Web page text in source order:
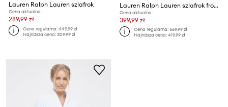
Lauren Ralph Lauren szlafrok
Cena aktualna:
289,99 zł
Cena regularna:449,99 zł
Najniższa cena:309,99 zł
Lauren Ralph Lauren szlafrok frotte damski bawełniany
Cena aktualna:
399,99 zł
Cena regularna:569,99 zł
Najniższa cena:419,99 zł